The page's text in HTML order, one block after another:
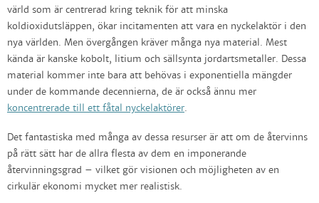
värld som är centrerad kring teknik för att minska
koldioxidutsläppen, ökar incitamenten att vara en nyckelaktör i den
nya världen. Men övergången kräver många nya material. Mest
kända är kanske kobolt, litium och sällsynta jordartsmetaller. Dessa
material kommer inte bara att behövas i exponentiella mängder
under de kommande decennierna, de är också ännu mer
koncentrerade till ett fåtal nyckelaktörer.
Det fantastiska med många av dessa resurser är att om de återvinns
på rätt sätt har de allra flesta av dem en imponerande
återvinningsgrad – vilket gör visionen och möjligheten av en
cirkulär ekonomi mycket mer realistisk.